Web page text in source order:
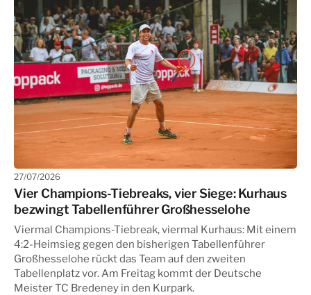
27/07/2026
Vier Champions-Tiebreaks, vier Siege: Kurhaus
bezwingt Tabellenführer Großhesselohe
Viermal Champions-Tiebreak, viermal Kurhaus: Mit einem
4:2-Heimsieg gegen den bisherigen Tabellenführer
Großhesselohe rückt das Team auf den zweiten
Tabellenplatz vor. Am Freitag kommt der Deutsche
Meister TC Bredeney in den Kurpark.